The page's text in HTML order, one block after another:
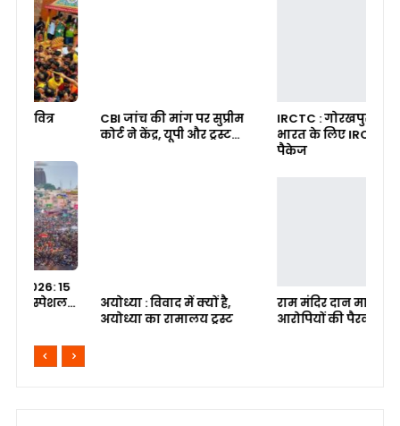
CBI जांच की मांग पर सुप्रीम
कोर्ट ने केंद्र, यूपी और ट्रस्ट…
IRCTC : गोरखपुर से दक्षिण
भारत के लिए IRCTC के टूर
अयोध्या : विवाद में क्यों है,
अयोध्या का रामालय ट्रस्ट
राम मंदिर दान मामला:
आरोपियों की पैरवी से इनकार